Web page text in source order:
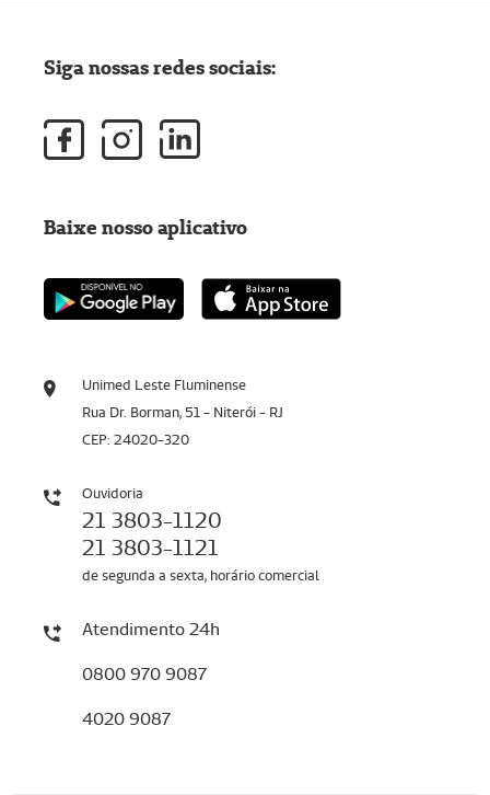
Unimed Leste Fluminense
Rua Dr. Borman, 51 - Niterói - RJ
CEP: 24020-320
Ouvidoria
21 3803-1120
21 3803-1121
de segunda a sexta, horário comercial
Atendimento 24h
0800 970 9087
4020 9087
Siga nossas redes sociais:
Baixe nosso aplicativo